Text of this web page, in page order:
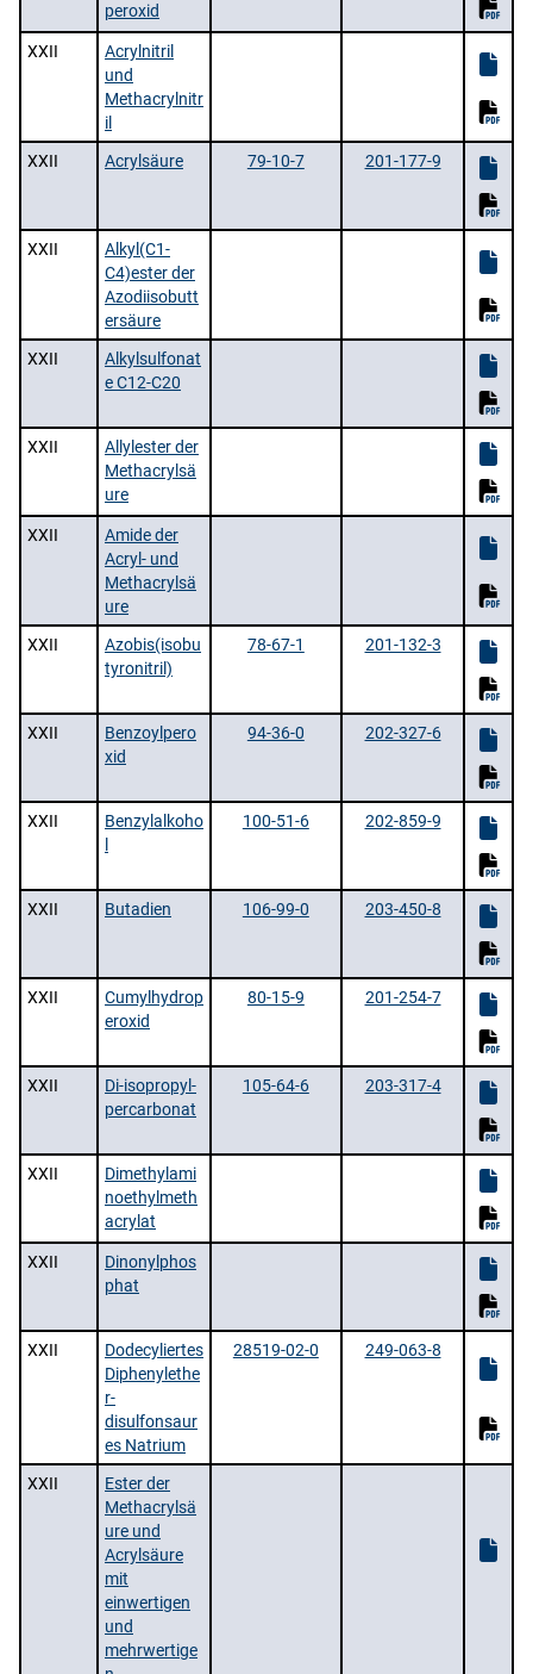
peroxid
XXII
Acrylnitril
und
Methacrylnitr
il
XXII
Acrylsäure 79-10-7 201-177-9
XXII
Alkyl(C1-
C4)ester der
Azodiisobutt
ersäure
XXII
Alkylsulfonat
e C12-C20
XXII
Allylester der
Methacrylsä
ure
XXII
Amide der
Acryl- und
Methacrylsä
ure
XXII
Azobis(isobu
tyronitril)
78-67-1 201-132-3
XXII
Benzoylpero
xid
94-36-0 202-327-6
XXII
Benzylalkoho
100-51-6 202-859-9
XXII Butadien 106-99-0 203-450-8
XXII
Cumylhydrop
eroxid
80-15-9 201-254-7
XXII
Di-isopropyl-
percarbonat
105-64-6 203-317-4
XXII
Dimethylami
noethylmeth
acrylat
XXII
Dinonylphos
phat
XXII
Dodecyliertes
Diphenylethe
r-
disulfonsaur
es Natrium
28519-02-0 249-063-8
XXII
Ester der
Methacrylsä
ure und
Acrylsäure
mit
einwertigen
und
mehrwertige